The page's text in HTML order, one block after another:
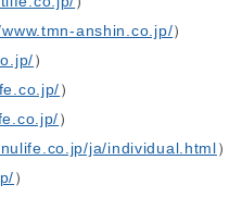
anshin.co.jp/）
）
）
）
ja/individual.html）
）